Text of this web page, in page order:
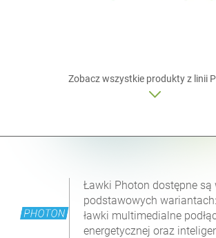
Zobacz wszystkie produkty z linii
Ławki Photon dostępne są
podstawowych
ławki multimedialne
energetycznej oraz